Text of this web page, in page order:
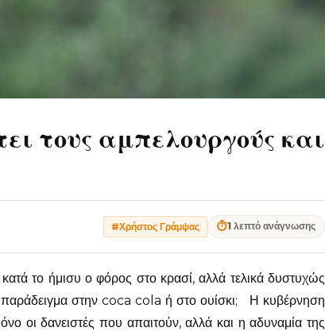
τους αμπελουργούς και
#Χρήστος Γράμψας ⏱1 λεπτό ανάγνωσης
το ήμισυ ο φόρος στο κρασί, αλλά τελικά δυστυχώς
παράδειγμα στην coca cola ή στο ουίσκι; Η κυβέρνηση
οι δανειστές που απαιτούν, αλλά και η αδυναμία της